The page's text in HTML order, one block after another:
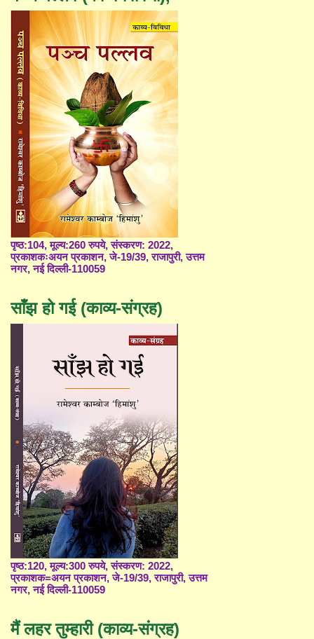
पृष्ठ:104, मूल्य:260 रुपये, संस्करण: 2022,
प्रकाशकःअयन प्रकाशन, जे-19/39, राजापुरी, उत्तम
नगर, नई दिल्ली-110059
साँझ हो गई (काव्य-संग्रह)
पृष्ठ:120, मूल्य:300 रुपये, संस्करण: 2022,
प्रकाशक=अयन प्रकाशन, जे-19/39, राजापुरी, उत्तम
नगर, नई दिल्ली-110059
मैं लहर तुम्हारी (काव्य-संग्रह)